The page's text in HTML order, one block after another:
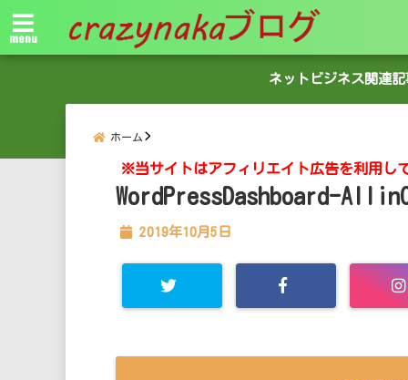
menu
ネットビジネス関連記
ホーム
※当サイトはアフィリエイト広告を利用し
WordPressDashboard-
2019年10月5日